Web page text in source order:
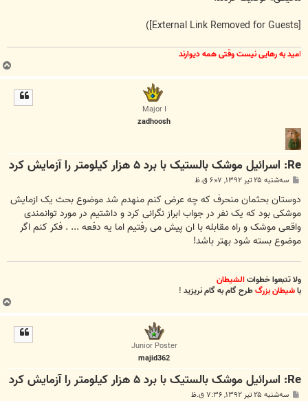
[External Link Removed for Guests]
)
امید به رهایی نیست وقتی همه دیوارند
Major I
zadhoosh
Re: اسرائیل موشک بالستیک با برد ۵ هزار کیلومتر را آزمایش کرد
ت
سه‌شنبه ۲۵ تیر ۱۳۹۲, ۶:۰۷ ق.ظ
دوستان بحثمان منحرف که چه عرض کنم منهدم شد موضوع بحث یک ازمایش
موشکی بود که یک نفر در جواب ابراز نگرانی کرد و داشتیم در مورد توانمندی
واقعی موشک و راه مقابله با ان پیش می رفتیم اما یه دفعه ... . فکر کنم اگر
موضوع بسته شود بهتر باشد!
ولا تتبعوا خطواتالشیطان
باشیطان بزرگطرح گام به گام نریزید !
Junior Poster
majid362
Re: اسرائیل موشک بالستیک با برد ۵ هزار کیلومتر را آزمایش کرد
سه‌شنبه ۲۵ تیر ۱۳۹۲, ۷:۳۶ ق.ظ